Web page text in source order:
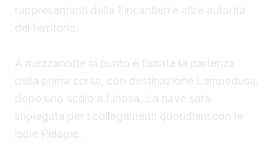
rappresentanti della Fincantieri e altre autorità
del territorio.
A mezzanotte in punto è fissata la partenza
della prima corsa, con destinazione Lampedusa,
dopo uno scalo a Linosa. La nave sarà
impiegata per i collegamenti quotidiani con le
isole Pelagie.